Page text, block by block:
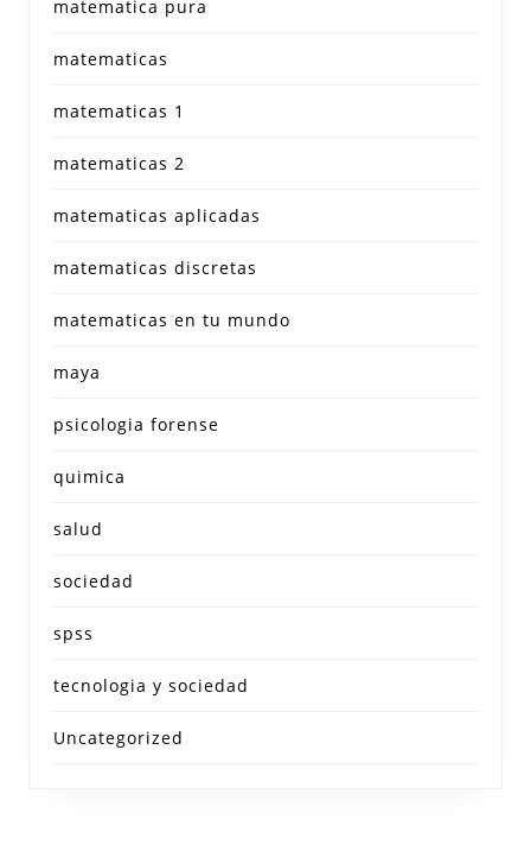
matematica pura
matematicas
matematicas 1
matematicas 2
matematicas aplicadas
matematicas discretas
matematicas en tu mundo
maya
psicologia forense
quimica
salud
sociedad
spss
tecnologia y sociedad
Uncategorized